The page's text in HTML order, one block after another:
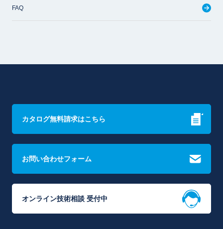
FAQ
カタログ無料請求はこちら
お問い合わせフォーム
オンライン技術相談 受付中